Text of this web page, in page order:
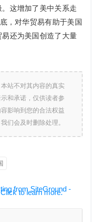
这增加了美中关系走
，对华贸易有助于美国
还为美国创造了大量
站不对其内容的真实
和承诺，仅供读者参
影响到您的合法权益
们会及时删除处理。